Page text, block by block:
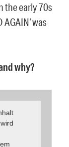
the early 70s
AGAIN‘ was
why?